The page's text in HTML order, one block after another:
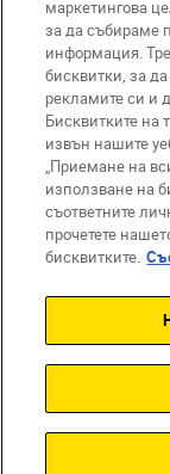
BG
Връзка с нас
Условия за
Съобщение
Настройки
© 2026 Nikon
маркетингова
за да събираме
информация.
бисквитки, за
рекламите си и
Бисквитките на
извън нашите
„Приемане на
използване на
съответните
прочетете
бисквитките.